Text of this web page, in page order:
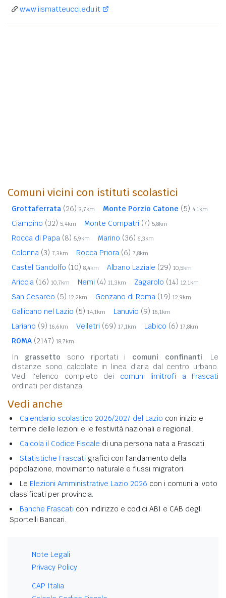
www.iismatteucci.edu.it
Comuni vicini con istituti scolastici
Grottaferrata (26) 3,7km Monte Porzio Catone (5) 4,1km
Ciampino (32) 5,4km Monte Compatri (7) 5,8km
Rocca di Papa (8) 5,9km Marino (36) 6,3km
Colonna (3) 7,3km Rocca Priora (6) 7,8km
Castel Gandolfo (10) 8,4km Albano Laziale (29) 10,5km
Ariccia (16) 10,7km Nemi (4) 11,3km Zagarolo (14) 12,1km
San Cesareo (5) 12,2km Genzano di Roma (19) 12,9km
Gallicano nel Lazio (5) 14,1km Lanuvio (9) 16,1km
Lariano (9) 16,6km Velletri (69) 17,1km Labico (6) 17,8km
ROMA (2147) 18,7km
In grassetto sono riportati i comuni confinanti. Le
distanze sono calcolate in linea d'aria dal centro urbano.
Vedi l'elenco completo dei comuni limitrofi a Frascati
ordinati per distanza.
Vedi anche
Calendario scolastico 2026/2027 del Lazio con inizio e
termine delle lezioni e le festività nazionali e regionali.
Calcola il Codice Fiscale di una persona nata a Frascati.
Statistiche Frascati grafici con l'andamento della
popolazione, movimento naturale e flussi migratori.
Le Elezioni Amministrative Lazio 2026 con i comuni al voto
classificati per provincia.
Banche Frascati con indirizzo e codici ABI e CAB degli
Sportelli Bancari.
Note Legali
Privacy Policy
CAP Italia